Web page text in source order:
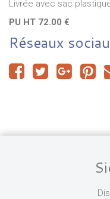
Livrée avec sac
PU HT 72.00 €
Réseaux